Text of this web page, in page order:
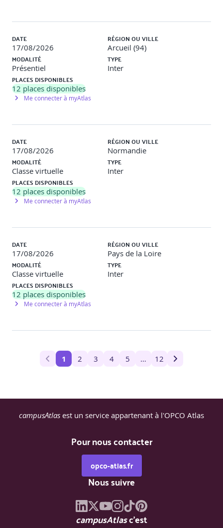
DATE
17/08/2026
RÉGION OU VILLE
Arcueil (94)
MODALITÉ
Présentiel
TYPE
Inter
PLACES DISPONIBLES
12 places disponibles
Me connecter à myAtlas
DATE
17/08/2026
RÉGION OU VILLE
Normandie
MODALITÉ
Classe virtuelle
TYPE
Inter
PLACES DISPONIBLES
12 places disponibles
Me connecter à myAtlas
DATE
17/08/2026
RÉGION OU VILLE
Pays de la Loire
MODALITÉ
Classe virtuelle
TYPE
Inter
PLACES DISPONIBLES
12 places disponibles
Me connecter à myAtlas
1 2 3 4 5 … 12
campusAtlas est un service appartenant à l'OPCO Atlas
Pour nous contacter
opco-atlas.fr
Nous suivre
campusAtlasc'est